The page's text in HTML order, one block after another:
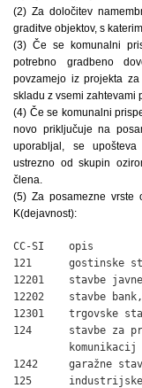
(2) Za določitev
graditve objektov, s
(3) Če se komunalni
potrebno gradbeno
povzamejo iz projekta
skladu z vsemi zahtevami
(4) Če se komunalni
novo priključuje na
uporabljal, se
ustrezno od skupin
člena.
(5) Za posamezne vrste
K(dejavnost):
CC-SI    opis
121
12201    stavbe
12202    stavbe
12301
124      stavbe za
         komunikacij
1242
125